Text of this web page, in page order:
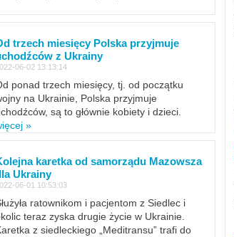
trzech miesięcy Polska przyjmuje
z Ukrainy
06-02 13:13:14
ponad trzech miesięcy, tj. od początku
na Ukrainie, Polska przyjmuje
są to głównie kobiety i dzieci.
»
karetka od samorządu Mazowsza
Ukrainy
06-01 10:53:03
ratownikom i pacjentom z Siedlec i
teraz zyska drugie życie w Ukrainie.
z siedleckiego „Meditransu” trafi do